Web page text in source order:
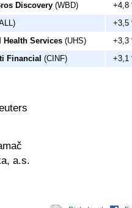
Discovery (WBD)
+4,8
+3,5
Health Services (UHS)
+3,3
Financial (CINF) +3,1
a.s.